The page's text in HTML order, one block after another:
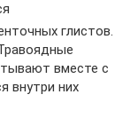
глистов.
вместе с
внутри них